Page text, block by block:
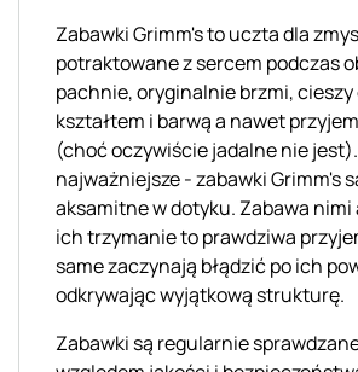
ZabawkiGrimm'sto uczta dla
potraktowane z sercem podczas
pachnie, oryginalnie brzmi, cieszy
kształtem i barwą a nawet
(choć oczywiście jadalne nie
najważniejsze - zabawkiGrimm's
aksamitne w dotyku. Zabawa nimi
ich trzymanie to prawdziwa
same zaczynają błądzić po ich
odkrywając wyjątkową strukturę.
Zabawki są regularnie